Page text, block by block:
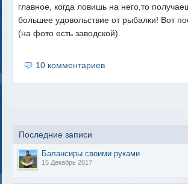
главное, когда ловишь на него,то
большее удовольствие от рыбалки! Вот
(на фото есть заводской).
10 комментариев
Последние записи
Балансиры своими руками
15 Декабрь 2017